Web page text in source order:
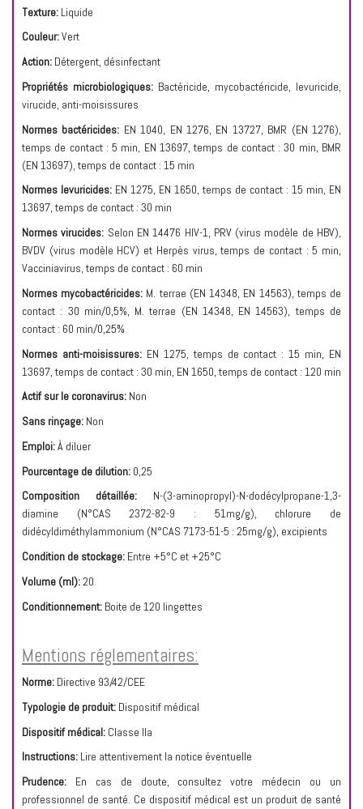
Texture: Liquide
Couleur:Vert
Action: Détergent, désinfectant
Propriétés microbiologiques: Bactéricide, mycobactéricide, levuricide,
virucide, anti-moisissures
Normes bactéricides: EN 1040, EN 1276, EN 13727, BMR (EN 1276),
temps de contact : 5 min, EN 13697, temps de contact : 30 min, BMR
(EN 13697), temps de contact : 15 min
Normes levuricides: EN 1275, EN 1650, temps de contact : 15 min, EN
13697, temps de contact : 30 min
Normes virucides: Selon EN 14476 HIV-1, PRV (virus modèle de HBV),
BVDV (virus modèle HCV) et Herpès virus, temps de contact : 5 min,
Vacciniavirus, temps de contact : 60 min
Normes mycobactéricides: M. terrae (EN 14348, EN 14563), temps de
contact : 30 min/0,5%, M. terrae (EN 14348, EN 14563), temps de
contact : 60 min/0,25%
Normes anti-moisissures: EN 1275, temps de contact : 15 min, EN
13697, temps de contact : 30 min, EN 1650, temps de contact : 120 min
Actif sur le coronavirus: Non
Sans rinçage: Non
Emploi:À diluer
Pourcentage de dilution: 0,25
Composition détaillée:
N-(3-aminopropyl)-N-dodécylpropane-1,3-
diamine (N°CAS 2372-82-9 : 51mg/g), chlorure de
didécyldiméthylammonium (N°CAS 7173-51-5 : 25mg/g), excipients
Condition de stockage: Entre +5°C et +25°C
Volume (ml):20
Conditionnement: Boite de 120 lingettes
Mentions réglementaires:
Norme: Directive 93/42/CEE
Typologie de produit: Dispositif médical
Dispositif médical: Classe IIa
Instructions: Lire attentivement la notice éventuelle
Prudence: En cas de doute, consultez votre médecin ou un
professionnel de santé. Ce dispositif médical est un produit de santé